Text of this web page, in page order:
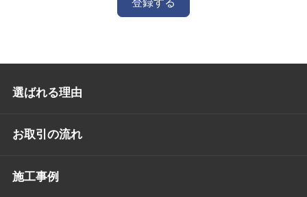
登録する
選ばれる理由
お取引の流れ
施工事例